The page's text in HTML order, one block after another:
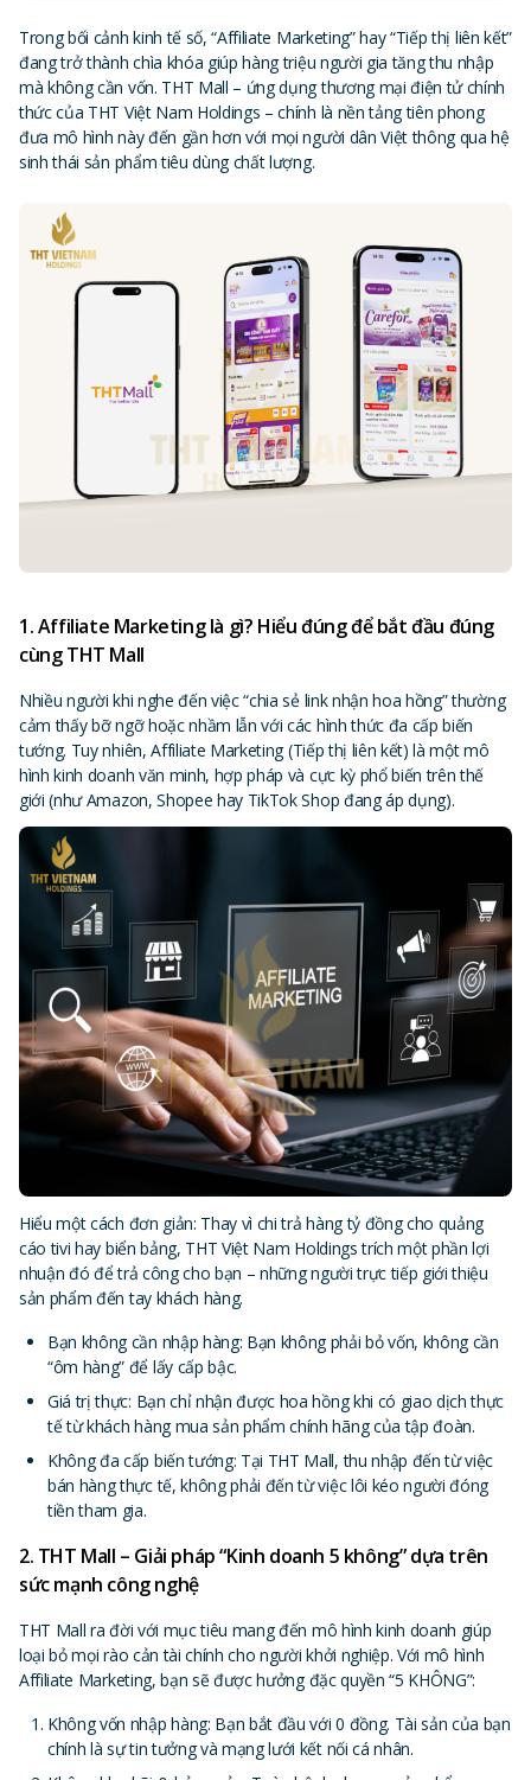
Trong bối cảnh kinh tế số, “Affiliate Marketing” hay “Tiếp thị liên kết”
đang trở thành chìa khóa giúp hàng triệu người gia tăng thu nhập
mà không cần vốn. THT Mall – ứng dụng thương mại điện tử chính
thức của THT Việt Nam Holdings – chính là nền tảng tiên phong
đưa mô hình này đến gần hơn với mọi người dân Việt thông qua hệ
sinh thái sản phẩm tiêu dùng chất lượng.
1. Affiliate Marketing là gì? Hiểu đúng để bắt đầu đúng
cùng THT Mall
Nhiều người khi nghe đến việc “chia sẻ link nhận hoa hồng” thường
cảm thấy bỡ ngỡ hoặc nhầm lẫn với các hình thức đa cấp biến
tướng. Tuy nhiên, Affiliate Marketing (Tiếp thị liên kết) là một mô
hình kinh doanh văn minh, hợp pháp và cực kỳ phổ biến trên thế
giới (như Amazon, Shopee hay TikTok Shop đang áp dụng).
Hiểu một cách đơn giản: Thay vì chi trả hàng tỷ đồng cho quảng
cáo tivi hay biển bảng, THT Việt Nam Holdings trích một phần lợi
nhuận đó để trả công cho bạn – những người trực tiếp giới thiệu
sản phẩm đến tay khách hàng.
Bạn không cần nhập hàng: Bạn không phải bỏ vốn, không cần
“ôm hàng” để lấy cấp bậc.
Giá trị thực: Bạn chỉ nhận được hoa hồng khi có giao dịch thực
tế từ khách hàng mua sản phẩm chính hãng của tập đoàn.
Không đa cấp biến tướng: Tại THT Mall, thu nhập đến từ việc
bán hàng thực tế, không phải đến từ việc lôi kéo người đóng
tiền tham gia.
2. THT Mall – Giải pháp “Kinh doanh 5 không” dựa trên
sức mạnh công nghệ
THT Mall ra đời với mục tiêu mang đến mô hình kinh doanh giúp
loại bỏ mọi rào cản tài chính cho người khởi nghiệp. Với mô hình
Affiliate Marketing, bạn sẽ được hưởng đặc quyền “5 KHÔNG”:
Không vốn nhập hàng: Bạn bắt đầu với 0 đồng. Tài sản của bạn
chính là sự tin tưởng và mạng lưới kết nối cá nhân.